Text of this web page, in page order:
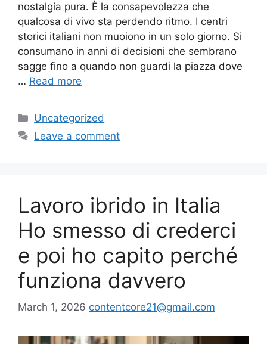
nostalgia pura. È la consapevolezza che
qualcosa di vivo sta perdendo ritmo. I centri
storici italiani non muoiono in un solo giorno. Si
consumano in anni di decisioni che sembrano
sagge fino a quando non guardi la piazza dove
… Read more
Categories
Uncategorized
Leave a comment
Lavoro ibrido in Italia
Ho smesso di crederci
e poi ho capito perché
funziona davvero
March 1, 2026 contentcore21@gmail.com